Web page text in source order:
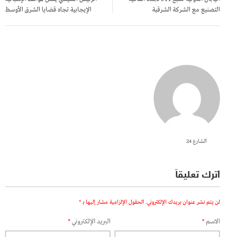
التصنيع مع الشركة الشرقية
الإيجابية تجاه قضايا الشرق الأوسط
الشارع 24
اترك تعليقاً
لن يتم نشر عنوان بريدك الإلكتروني. الحقول الإلزامية مشار إليها بـ *
الاسم* البريد الإلكتروني*